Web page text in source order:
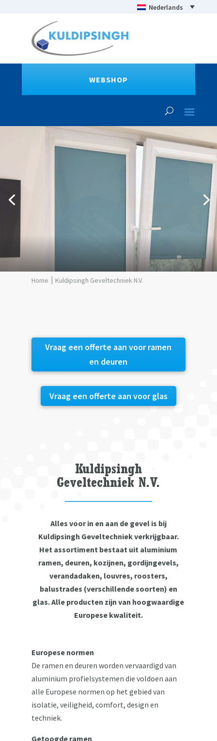
Nederlands
WEBSHOP
Kuldipsingh Geveltechniek N.V.
Vraag een offerte aan voor ramen
en deuren
Vraag een offerte aan voor glas
Kuldipsingh
Geveltechniek N.V.
Alles voor in en aan de gevel is bij
Kuldipsingh Geveltechniek verkrijgbaar.
Het assortiment bestaat uit aluminium
ramen, deuren, kozijnen, gordijngevels,
verandadaken, louvres, roosters,
balustrades (verschillende soorten) en
glas. Alle producten zijn van hoogwaardige
Europese kwaliteit.
Europese normen
De ramen en deuren worden vervaardigd van
aluminium profielsystemen die voldoen aan
alle Europese normen op het gebied van
isolatie, veiligheid, comfort, design en
techniek.
Getoogde ramen